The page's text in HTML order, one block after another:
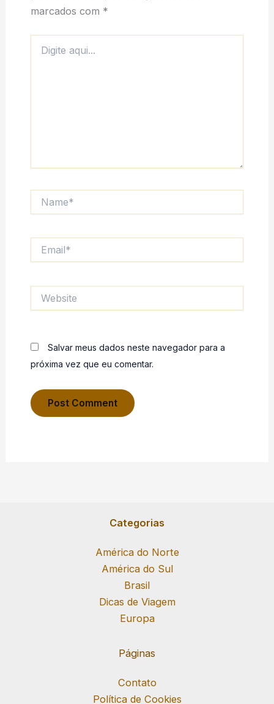
marcados com *
aqui...
Salvar meus dados neste navegador para a
próxima vez que eu comentar.
Categorias
América do Norte
América do Sul
Brasil
Dicas de Viagem
Europa
Páginas
Contato
Política de Cookies